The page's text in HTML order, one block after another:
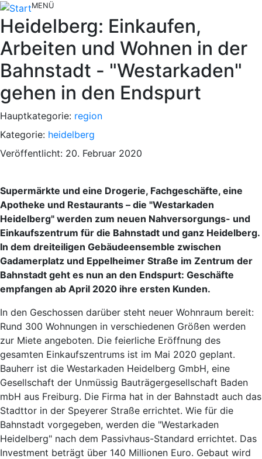
MENÜ
Heidelberg: Einkaufen,
Arbeiten und Wohnen in der
Bahnstadt - "Westarkaden"
gehen in den Endspurt
Hauptkategorie: region
Kategorie: heidelberg
Veröffentlicht: 20. Februar 2020
Supermärkte und eine Drogerie, Fachgeschäfte, eine
Apotheke und Restaurants – die "Westarkaden
Heidelberg" werden zum neuen Nahversorgungs- und
Einkaufszentrum für die Bahnstadt und ganz Heidelberg.
In dem dreiteiligen Gebäudeensemble zwischen
Gadamerplatz und Eppelheimer Straße im Zentrum der
Bahnstadt geht es nun an den Endspurt: Geschäfte
empfangen ab April 2020 ihre ersten Kunden.
In den Geschossen darüber steht neuer Wohnraum bereit:
Rund 300 Wohnungen in verschiedenen Größen werden
zur Miete angeboten. Die feierliche Eröffnung des
gesamten Einkaufszentrums ist im Mai 2020 geplant.
Bauherr ist die Westarkaden Heidelberg GmbH, eine
Gesellschaft der Unmüssig Bauträgergesellschaft Baden
mbH aus Freiburg. Die Firma hat in der Bahnstadt auch das
Stadttor in der Speyerer Straße errichtet. Wie für die
Bahnstadt vorgegeben, werden die "Westarkaden
Heidelberg" nach dem Passivhaus-Standard errichtet. Das
Investment beträgt über 140 Millionen Euro. Gebaut wird